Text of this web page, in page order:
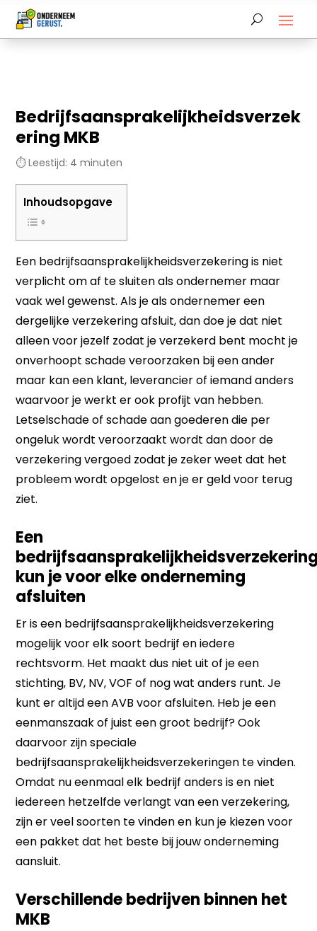
Bedrijfsaansprakelijkheidsverzek
ering MKB
⏱ Leestijd: 4 minuten
Inhoudsopgave
Een bedrijfsaansprakelijkheidsverzekering is niet
verplicht om af te sluiten als ondernemer maar
vaak wel gewenst. Als je als ondernemer een
dergelijke verzekering afsluit, dan doe je dat niet
alleen voor jezelf zodat je verzekerd bent mocht je
onverhoopt schade veroorzaken bij een ander
maar kan een klant, leverancier of iemand anders
waarvoor je werkt er ook profijt van hebben.
Letselschade of schade aan goederen die per
ongeluk wordt veroorzaakt wordt dan door de
verzekering vergoed zodat je zeker weet dat het
probleem wordt opgelost en je er geld voor terug
ziet.
Een
kun je voor elke onderneming
afsluiten
Er is een bedrijfsaansprakelijkheidsverzekering
mogelijk voor elk soort bedrijf en iedere
rechtsvorm. Het maakt dus niet uit of je een
stichting, BV, NV, VOF of nog wat anders runt. Je
kunt er altijd een AVB voor afsluiten. Heb je een
eenmanszaak of juist een groot bedrijf? Ook
daarvoor zijn speciale
bedrijfsaansprakelijkheidsverzekeringen te vinden.
Omdat nu eenmaal elk bedrijf anders is en niet
iedereen hetzelfde verlangt van een verzekering,
zijn er veel soorten te vinden en kun je kiezen voor
een pakket dat het beste bij jouw onderneming
aansluit.
Verschillende bedrijven binnen het
MKB